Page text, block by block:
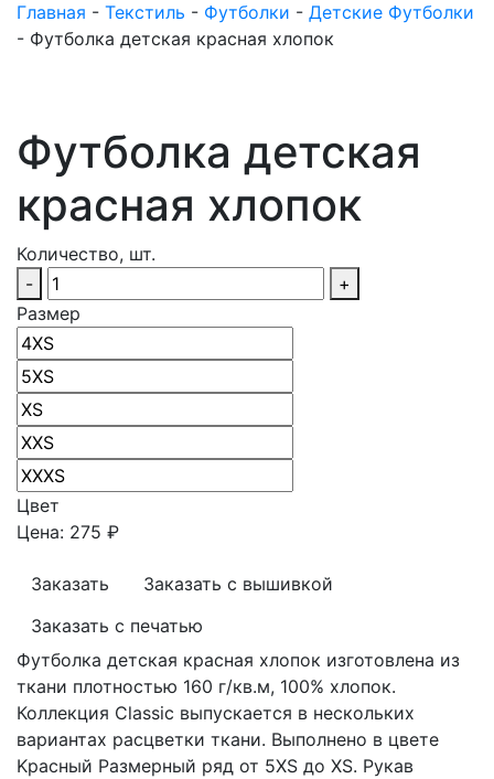
Главная - Текстиль - Футболки - Детские Футболки
- Футболка детская красная хлопок
Футболка детская
красная хлопок
Количество, шт.
-
+
Размер
Цвет
Цена: 275 ₽
Заказать
Заказать с вышивкой
Заказать с печатью
Футболка детская красная хлопок изготовлена из
ткани плотностью 160 г/кв.м, 100% хлопок.
Коллекция Classic выпускается в нескольких
вариантах расцветки ткани. Выполнено в цвете
Kрасный Размерный ряд от 5XS до XS. Рукав